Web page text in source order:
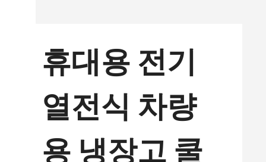
휴대용 전기
열전식 차량